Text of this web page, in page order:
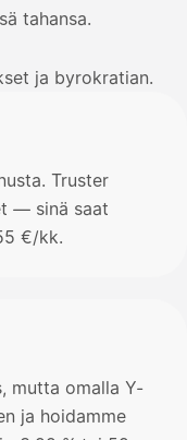
tahansa.
ja byrokratian.
Truster
— sinä saat
€/kk.
mutta omalla Y-
ja hoidamme